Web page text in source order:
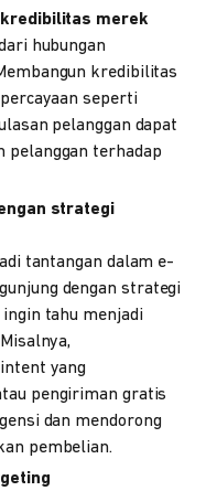
kredibilitas merek
hubungan
kredibilitas
seperti
pelanggan dapat
pelanggan terhadap
strategi
tantangan dalam e-
dengan strategi
tahu menjadi
yang
pengiriman gratis
dan mendorong
pembelian.